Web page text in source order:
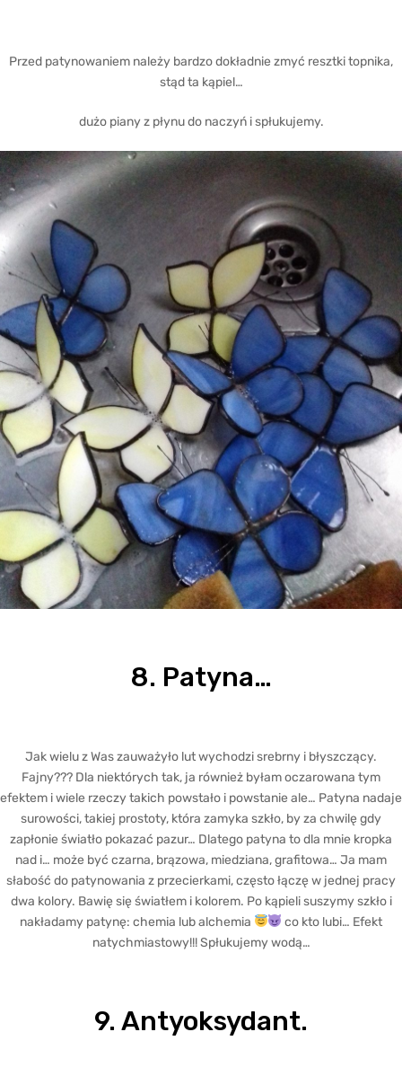
Przed patynowaniem należy bardzo dokładnie zmyć resztki topnika,
stąd ta kąpiel…
dużo piany z płynu do naczyń i spłukujemy.
8. Patyna…
Jak wielu z Was zauważyło lut wychodzi srebrny i błyszczący.
Fajny??? Dla niektórych tak, ja również byłam oczarowana tym
efektem i wiele rzeczy takich powstało i powstanie ale… Patyna nadaje
surowości, takiej prostoty, która zamyka szkło, by za chwilę gdy
zapłonie światło pokazać pazur… Dlatego patyna to dla mnie kropka
nad i… może być czarna, brązowa, miedziana, grafitowa… Ja mam
słabość do patynowania z przecierkami, często łączę w jednej pracy
dwa kolory. Bawię się światłem i kolorem. Po kąpieli suszymy szkło i
nakładamy patynę: chemia lub alchemia
co kto lubi… Efekt
natychmiastowy!!! Spłukujemy wodą…
9. Antyoksydant.